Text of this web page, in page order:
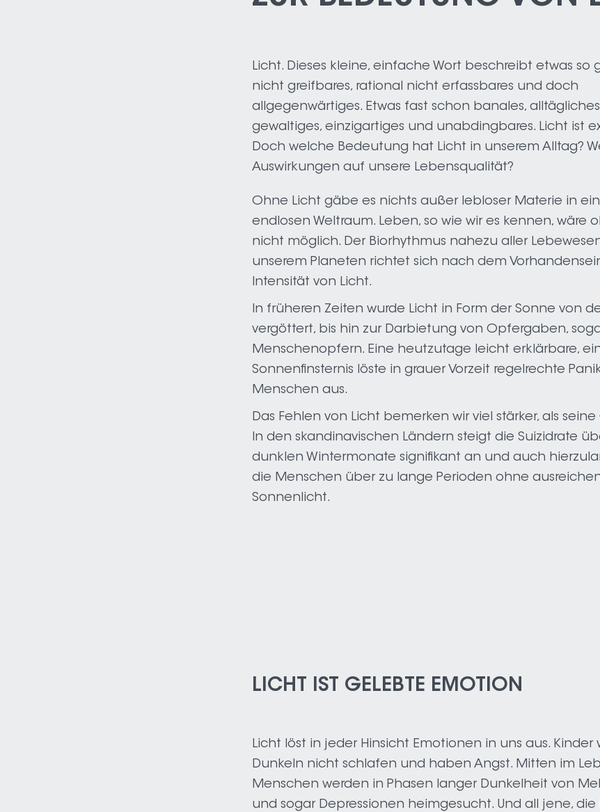
Licht. Dieses kleine, einfache Wort beschreibt etwas so
nicht greifbares, rational nicht erfassbares und doch
allgegenwärtiges. Etwas fast schon banales,
gewaltiges, einzigartiges und unabdingbares. Licht ist
Doch welche Bedeutung hat Licht in unserem Alltag?
Auswirkungen auf unsere Lebensqualität?
Ohne Licht gäbe es nichts außer lebloser Materie in
endlosen Weltraum. Leben, so wie wir es kennen, wäre
nicht möglich. Der Biorhythmus nahezu aller
unserem Planeten richtet sich nach dem
Intensität von Licht.
In früheren Zeiten wurde Licht in Form der Sonne von
vergöttert, bis hin zur Darbietung von Opfergaben,
Menschenopfern. Eine heutzutage leicht erklärbare,
Sonnenfinsternis löste in grauer Vorzeit regelrechte
Menschen aus.
Das Fehlen von Licht bemerken wir viel stärker, als
In den skandinavischen Ländern steigt die Suizidrate
dunklen Wintermonate signifikant an und auch
die Menschen über zu lange Perioden ohne
Sonnenlicht.
LICHT IST GELEBTE EMOTION
Licht löst in jeder Hinsicht Emotionen in uns aus. Kinder
Dunkeln nicht schlafen und haben Angst. Mitten im
Menschen werden in Phasen langer Dunkelheit von
und sogar Depressionen heimgesucht. Und all jene, die